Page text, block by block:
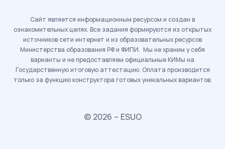
Сайт является информационным ресурсом и создан в
ознакомительных целях. Все задания формируются из открытых
источников сети интернет и из образовательных ресурсов
Министерства образования РФ и ФИПИ. Мы не храним у себя
варианты и не предоставляем официальные КИМы на
Государственную итоговую аттестацию. Оплата производится
только за функцию конструктора готовых уникальных вариантов.
© 2026 – ESUO